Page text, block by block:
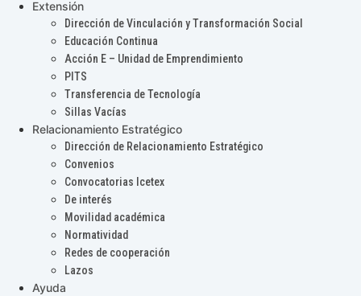
Extensión
Dirección de Vinculación y Transformación Social
Educación Continua
Acción E – Unidad de Emprendimiento
PITS
Transferencia de Tecnología
Sillas Vacías
Relacionamiento Estratégico
Dirección de Relacionamiento Estratégico
Convenios
Convocatorias Icetex
De interés
Movilidad académica
Normatividad
Redes de cooperación
Lazos
Ayuda